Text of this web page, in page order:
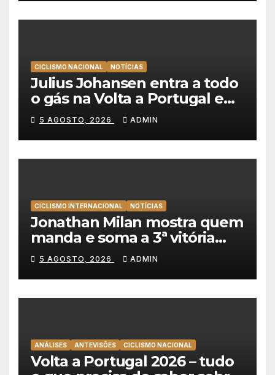
CICLISMO NACIONAL NOTÍCIAS
Julius Johansen entra a todo
o gás na Volta a Portugal e
lidera dobradinha da UAE
Team Emirates em Lisboa
5 AGOSTO, 2026 ADMIN
CICLISMO INTERNACIONAL NOTÍCIAS
Jonathan Milan mostra quem
manda e soma a 3ª vitória
consecutiva na Volta a
Polónia
5 AGOSTO, 2026 ADMIN
ANÁLISES ANTEVISÕES CICLISMO NACIONAL
Volta a Portugal 2026 – tudo